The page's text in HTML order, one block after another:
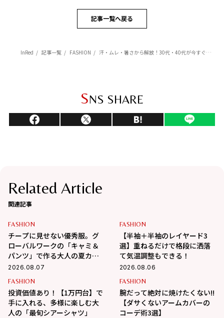
記事一覧へ戻る
InRed 記事一覧 FASHION 汗・ムレ・暑さから解放！30代・40代が今すぐ買うべき「下着メーカーの夏用名品ブラ＆インナー」
SNS SHARE
Related Article
関連記事
FASHION
チープに見せない優秀服。グ
ローバルワークの「キャミ＆
パンツ」で作る大人の夏カジ
ュアル
2026.08.07
FASHION
【半袖＋半袖のレイヤード3
選】重ねるだけで格段に洒落
て気温調整もできる！
2026.08.06
FASHION
投資価値あり！【1万円台】で
手に入れる、多様に楽しむ大
人の「最旬シアーシャツ」
FASHION
腕だって絶対に焼けたくない!!
【ダサくないアームカバーの
コーデ術3選】